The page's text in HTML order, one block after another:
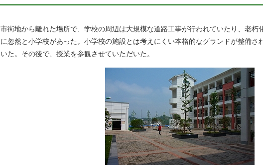
市街地から離れた場所で、学校の周辺は大規模な道路工事が行われていたり、老朽
に忽然と小学校があった。小学校の施設とは考えにくい本格的なグランドが整備さ
いた。その後で、授業を参観させていただいた。